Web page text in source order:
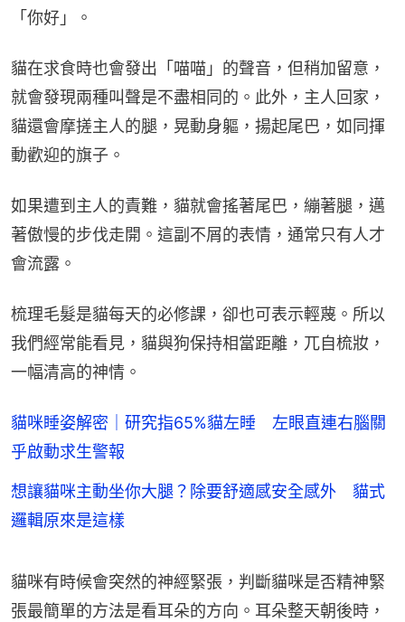
「你好」。
貓在求食時也會發出「喵喵」的聲音，但稍加留意，
就會發現兩種叫聲是不盡相同的。此外，主人回家，
貓還會摩搓主人的腿，晃動身軀，揚起尾巴，如同揮
動歡迎的旗子。
如果遭到主人的責難，貓就會搖著尾巴，繃著腿，邁
著傲慢的步伐走開。這副不屑的表情，通常只有人才
會流露。
梳理毛髮是貓每天的必修課，卻也可表示輕蔑。所以
我們經常能看見，貓與狗保持相當距離，兀自梳妝，
一幅清高的神情。
貓咪睡姿解密｜研究指65%貓左睡 左眼直連右腦關
乎啟動求生警報
想讓貓咪主動坐你大腿？除要舒適感安全感外 貓式
邏輯原來是這樣
貓咪有時候會突然的神經緊張，判斷貓咪是否精神緊
張最簡單的方法是看耳朵的方向。耳朵整天朝後時，